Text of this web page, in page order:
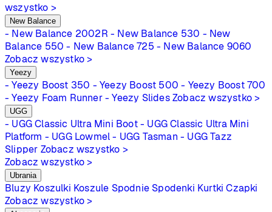
wszystko >
New Balance
- New Balance 2002R - New Balance 530 - New
Balance 550 - New Balance 725 - New Balance 9060
Zobacz wszystko >
Yeezy
- Yeezy Boost 350 - Yeezy Boost 500 - Yeezy Boost 700
- Yeezy Foam Runner - Yeezy Slides Zobacz wszystko >
UGG
- UGG Classic Ultra Mini Boot - UGG Classic Ultra Mini
Platform - UGG Lowmel - UGG Tasman - UGG Tazz
Slipper Zobacz wszystko >
Zobacz wszystko >
Ubrania
Bluzy Koszulki Koszule Spodnie Spodenki Kurtki Czapki
Zobacz wszystko >